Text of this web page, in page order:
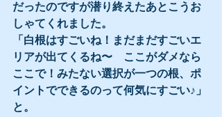
だったのですが潜り終えたあとこうお
しゃてくれました。
「白根はすごいね！まだまだすごいエ
リアが出てくるね〜　ここがダメなら
ここで！みたない選択が一つの根、ポ
イントでできるのって何気にすごい♪」
と。